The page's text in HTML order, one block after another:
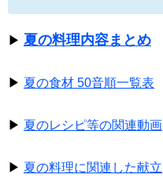
▶ 夏の料理内容まとめ
▶ 夏の食材 50音順一覧表
▶ 夏のレシピ等の関連動画
▶ 夏の料理に関連した献立